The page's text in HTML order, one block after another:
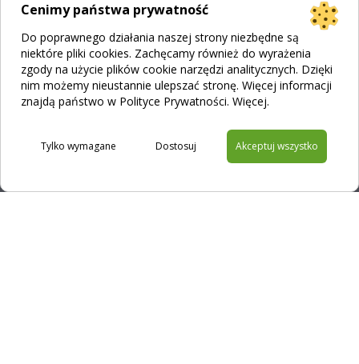
Cenimy państwa prywatność
Do poprawnego działania naszej strony niezbędne są
niektóre pliki cookies. Zachęcamy również do wyrażenia
zgody na użycie plików cookie narzędzi analitycznych. Dzięki
nim możemy nieustannie ulepszać stronę. Więcej informacji
znajdą państwo w Polityce Prywatności. Więcej.
Dostosuj
Tylko wymagane Akceptuj wszystko
Katamaran Lagoon 55
Katamaran Ipanema 58
Katamaran Samana 59
Katamaran Lagoon 620
Katamaran Alegria 67